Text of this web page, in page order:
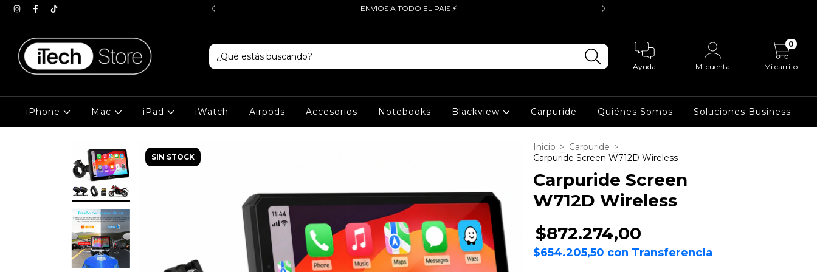
EN GOOGLE ⭐⭐⭐⭐⭐ ENVIOS A TODO EL PAIS ⚡
Ayuda Mi cuenta Mi carrito
0
iPhone Mac iPad iWatch Airpods Accesorios Notebooks Blackview Carpuride Quiénes Somos Soluciones Business
SIN STOCK
Inicio > Carpuride >
Carpuride Screen W712D Wireless
Carpuride Screen
W712D Wireless
$872.274,00
$654.205,50 con Transferencia